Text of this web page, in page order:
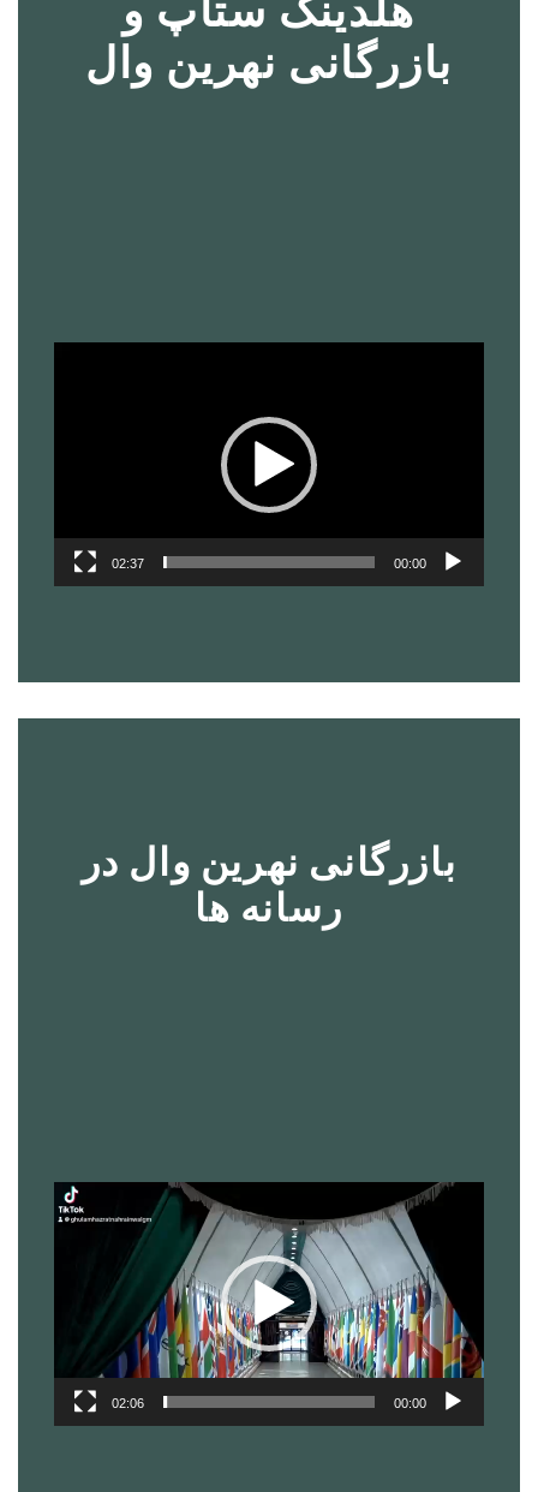
بازرگانی نهرین وال
00:00
02:37
بازرگانی نهرین وال در
رسانه ها
نمایشگر
ویدیو
00:00
02:06